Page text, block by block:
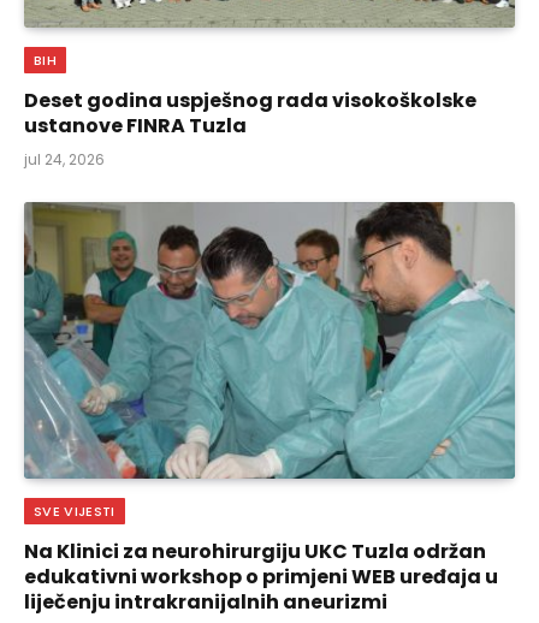
BIH
Deset godina uspješnog rada visokoškolske
ustanove FINRA Tuzla
jul 24, 2026
SVE VIJESTI
Na Klinici za neurohirurgiju UKC Tuzla održan
edukativni workshop o primjeni WEB uređaja u
liječenju intrakranijalnih aneurizmi